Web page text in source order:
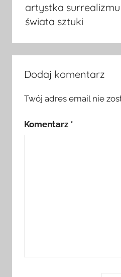
artystka
świata sztuki
Dodaj komentarz
Twój adres email nie
Komentarz *